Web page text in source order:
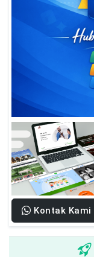
Kontak Kami